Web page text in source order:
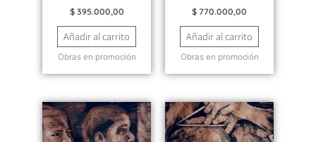
$395.000,00
Añadir al carrito
Obras en promoción
$ 770.000,00
Añadir al carrito
Obras en promoción